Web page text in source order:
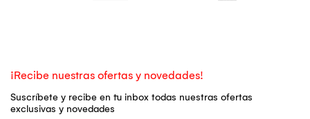
¡Recibe nuestras ofertas y novedades!
Suscríbete y recibe en tu inbox todas nuestras ofertas
exclusivas y novedades